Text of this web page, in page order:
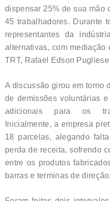
dispensar 25% de sua mão
45 trabalhadores. Durante
representantes da
alternativas, com
TRT, Rafael Edson
A discussão girou em torno
de demissões voluntárias
adicionais para os
Inicialmente, a empresa
18 parcelas, alegando
perda de receita, sofrendo
entre os produtos
barras e terminas de direção.